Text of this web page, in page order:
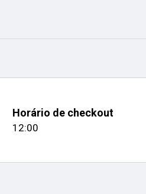
Horário de checkout
12:00